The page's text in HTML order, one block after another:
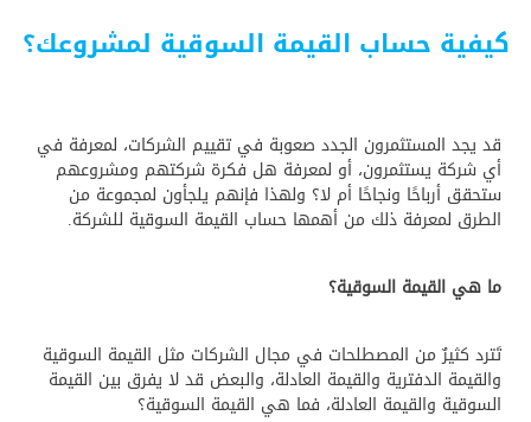
الطلب
نسولف
التحقق
الدراسة
الأسعار
كيفية حساب القيمة السوقية لمشروعك؟
قد يجد المستثمرون الجدد صعوبة في تقييم الشركات، لمعرفة في
أي شركة يستثمرون، أو لمعرفة هل فكرة شركتهم ومشروعهم
ستحقق أرباحًا ونجاحًا أم لا؟ ولهذا فإنهم يلجأون لمجموعة من
الطرق لمعرفة ذلك من أهمها حساب القيمة السوقية للشركة.
ما هي القيمة السوقية؟
تَترد كثيرٌ من المصطلحات في مجال الشركات مثل القيمة السوقية
والقيمة الدفترية والقيمة العادلة، والبعض قد لا يفرق بين القيمة
السوقية والقيمة العادلة، فما هي القيمة السوقية؟